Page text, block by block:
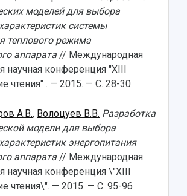
моделей для выбора
системы
теплового режима
аппарата // Международная
научная конференция "XIII
чтения" . — 2015. — С. 28-30
А.В., Волоцуев В.В. Разработка
модели для выбора
энергопитания
аппарата // Международная
научная конференция \"XIII
чтения\". — 2015. — С. 95-96